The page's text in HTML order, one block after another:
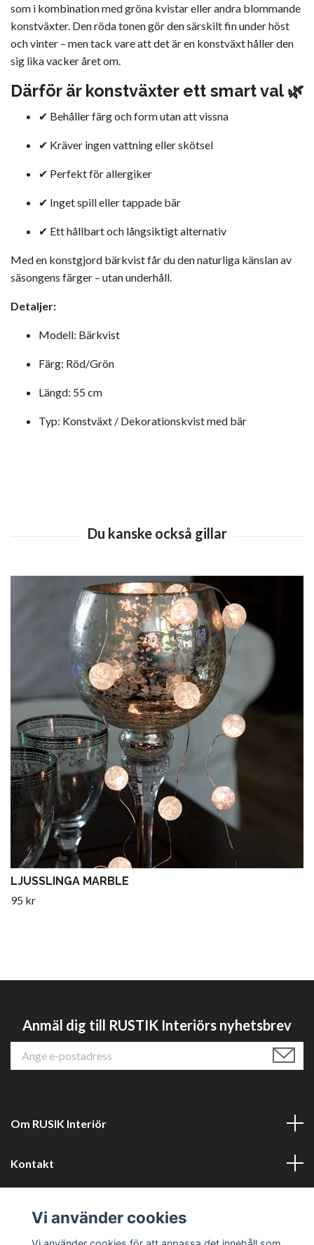
som i kombination med gröna kvistar eller andra blommande
konstväxter. Den röda tonen gör den särskilt fin under höst
och vinter – men tack vare att det är en konstväxt håller den
sig lika vacker året om.
Därför är konstväxter ett smart val 🌿
✔ Behåller färg och form utan att vissna
✔ Kräver ingen vattning eller skötsel
✔ Perfekt för allergiker
✔ Inget spill eller tappade bär
✔ Ett hållbart och långsiktigt alternativ
Med en konstgjord bärkvist får du den naturliga känslan av
säsongens färger – utan underhåll.
Detaljer:
Modell: Bärkvist
Färg: Röd/Grön
Längd: 55 cm
Typ: Konstväxt / Dekorationskvist med bär
LJUSSLINGA MARBLE
95 kr
Anmäl dig till RUSTIK Interiörs nyhetsbrev
Om RUSIK Interiör
Kontakt
Vi använder cookies